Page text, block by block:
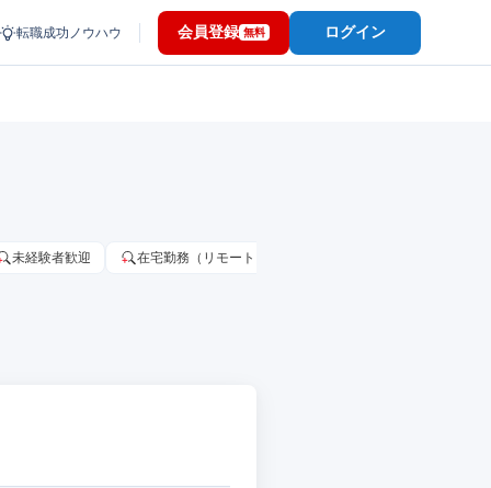
転職成功ノウハウ 会員登録 無料 ログイン
未経験者歓迎 在宅勤務（リモートワーク）OK